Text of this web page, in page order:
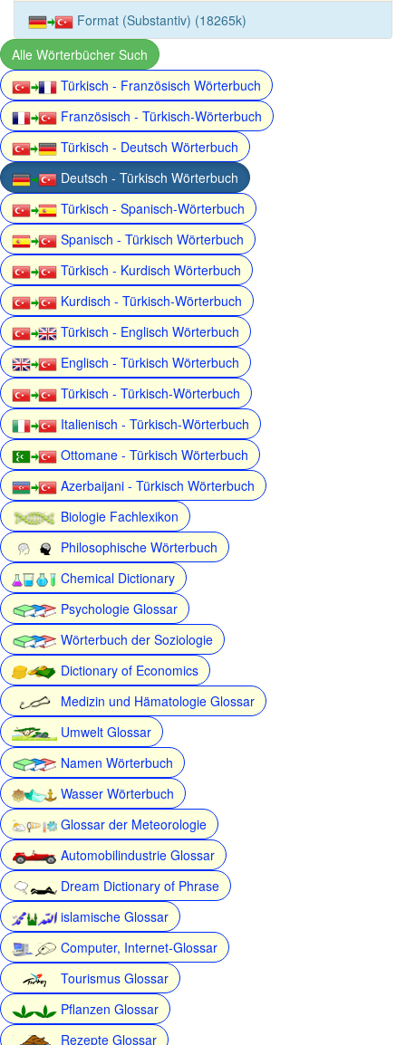
Format (Substantiv) (18265k)
Alle Wörterbücher Such
Türkisch - Französisch Wörterbuch
Französisch - Türkisch-Wörterbuch
Türkisch - Deutsch Wörterbuch
Deutsch - Türkisch Wörterbuch
Türkisch - Spanisch-Wörterbuch
Spanisch - Türkisch Wörterbuch
Türkisch - Kurdisch Wörterbuch
Kurdisch - Türkisch-Wörterbuch
Türkisch - Englisch Wörterbuch
Englisch - Türkisch Wörterbuch
Türkisch - Türkisch-Wörterbuch
Italienisch - Türkisch-Wörterbuch
Ottomane - Türkisch Wörterbuch
Azerbaijani - Türkisch Wörterbuch
Biologie Fachlexikon
Philosophische Wörterbuch
Chemical Dictionary
Psychologie Glossar
Wörterbuch der Soziologie
Dictionary of Economics
Medizin und Hämatologie Glossar
Umwelt Glossar
Namen Wörterbuch
Wasser Wörterbuch
Glossar der Meteorologie
Automobilindustrie Glossar
Dream Dictionary of Phrase
islamische Glossar
Computer, Internet-Glossar
Tourismus Glossar
Pflanzen Glossar
Rezepte Glossar